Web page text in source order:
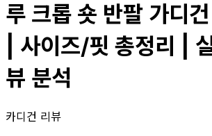
루 크롭 숏 반팔 가디건
| 사이즈/핏 총정리 |
뷰 분석
카디건 리뷰